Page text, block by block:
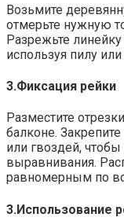
Возьмите
отмерьте нужную
Разрежьте
используя пилу
3.​Фиксация рейки
Разместите
балконе.​
или гвоздей,
выравнивания.​
равномерным по
3.​Использование